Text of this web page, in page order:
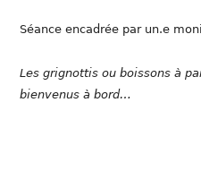
Séance encadrée par un.e
Les grignottis ou boissons à
bienvenus à bord…